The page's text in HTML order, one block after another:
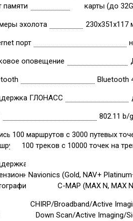
памяти
карты (до
эхолота 230х351х117
порт
оповещение
Bluetooth
ГЛОНАСС
802.11 b/
100 маршрутов с 3000 путевых
100 треков с 10000 точек на
Navionics (Gold, NAV+
C-MAP (MAX N, MAX
CHIRP/Broadband/Active
Down Scan/Active Imaging/